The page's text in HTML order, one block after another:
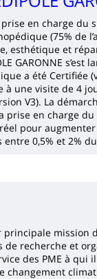
en charge du
(75% de
esthétique et
GARONNE
a été Certifiée
à une visite de 4
V3). La
prise en charge
pour
entre 0,5% et 2%
principale mission
de recherche et
des PME à qui
changement